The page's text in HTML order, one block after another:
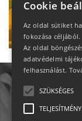
Ne
Cookie
Az oldal sütiket
fokozása céljából.
Az oldal
adatvédelmi
felhasználást.
SZÜKSÉGES
TELJESÍTMÉNY